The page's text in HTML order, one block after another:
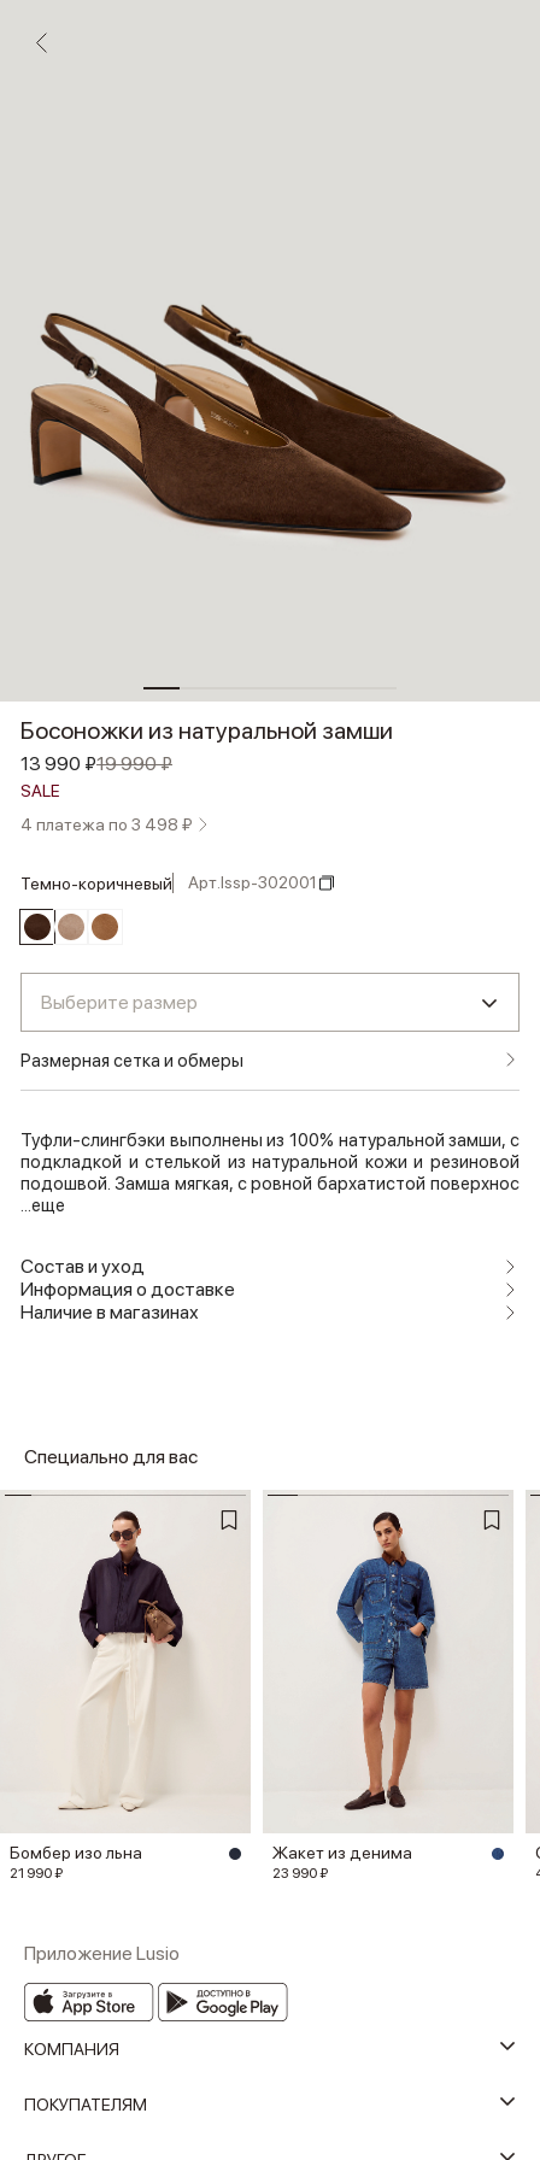
Босоножки из натуральной замши
13 990 ₽19 990 ₽
SALE
4 платежа по 3 498 ₽
темно-коричневый Арт.lssp-302001
Выберите размер
Размерная сетка и обмеры
Туфли-слингбэки выполнены из 100% натуральной замши, с
подкладкой и стелькой из натуральной кожи и резиновой
подошвой. Замша мягкая, с ровной бархатистой поверхнос
...еще
Состав и уход
Информация о доставке
Наличие в магазинах
Специально для вас
Бомбер изо льна
21 990 ₽
Жакет из денима
23 990 ₽
Приложение Lusio
КОМПАНИЯ
ПОКУПАТЕЛЯМ